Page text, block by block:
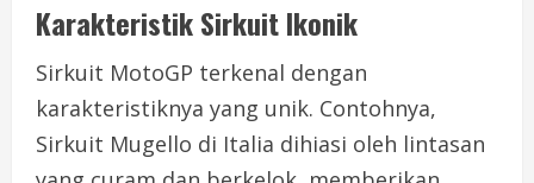
Karakteristik Sirkuit Ikonik
Sirkuit MotoGP terkenal dengan
karakteristiknya yang unik. Contohnya,
Sirkuit Mugello di Italia dihiasi oleh lintasan